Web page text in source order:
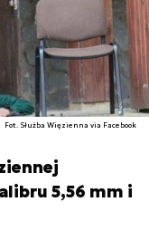
Fot. Służba Więzienna via Facebook
5,56 mm i